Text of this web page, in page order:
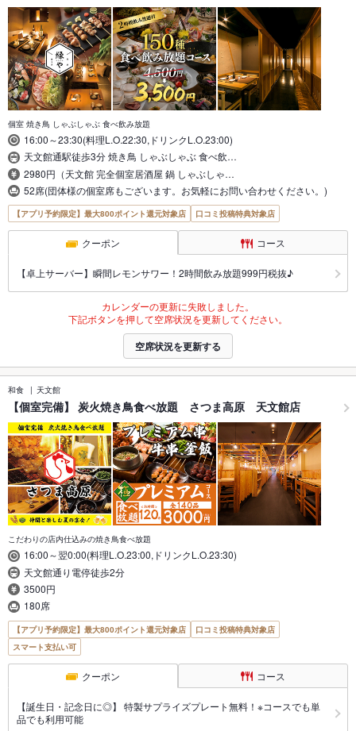
個室 焼き鳥 しゃぶしゃぶ 食べ飲み放題
16:00～23:30(料理L.O.22:30,ドリンクL.O.23:00)
天文館通駅徒歩3分 焼き鳥 しゃぶしゃぶ 食べ飲…
2980円（天文館 完全個室居酒屋 鍋 しゃぶしゃ…
52席(団体様の個室席もございます。お気軽にお問い合わせください。)
【アプリ予約限定】最大800ポイント還元対象店 口コミ投稿特典対象店
クーポン コース
【卓上サーバー】瞬間レモンサワー！2時間飲み放題999円税抜♪
カレンダーの更新に失敗しました。
下記ボタンを押して空席状況を更新してください。
空席状況を更新する
和食 天文館
【個室完備】 炭火焼き鳥食べ放題 さつま高原 天文館店
こだわりの店内仕込みの焼き鳥食べ放題
16:00～翌0:00(料理L.O.23:00,ドリンクL.O.23:30)
天文館通り電停徒歩2分
3500円
180席
【アプリ予約限定】最大800ポイント還元対象店
口コミ投稿特典対象店
スマート支払い可
クーポン コース
【誕生日・記念日に◎】 特製サプライズプレート無料！※コースでも単
品でも利用可能